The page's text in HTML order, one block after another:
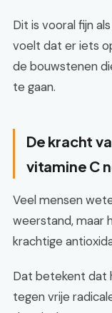
Dit is vooral fijn
voelt dat er iets
de bouwstenen
te gaan.
De kracht
vitamine C
Veel mensen
weerstand, maar
krachtige
Dat betekent dat
tegen vrije